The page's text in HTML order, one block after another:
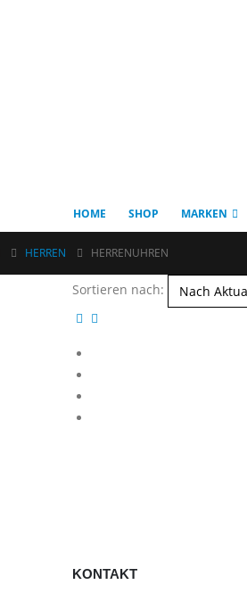
HOME SHOP MARKEN
HERREN HERRENUHREN
Sortieren nach:
KONTAKT